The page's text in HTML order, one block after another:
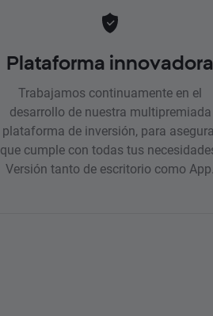
Plataforma innovadora
Trabajamos continuamente en el
desarrollo de nuestra multipremiada
plataforma de inversión, para
que cumple con todas tus
Versión tanto de escritorio como App.